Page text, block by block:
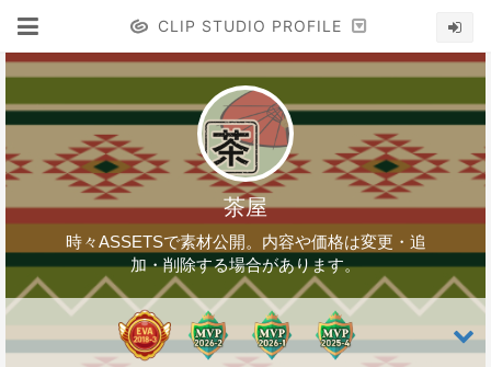
CLIP STUDIO PROFILE
茶屋
時々ASSETSで素材公開。内容や価格は変更・追
加・削除する場合があります。